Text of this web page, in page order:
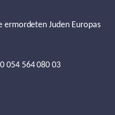
ermordeten Juden Europas
054 564 080 03